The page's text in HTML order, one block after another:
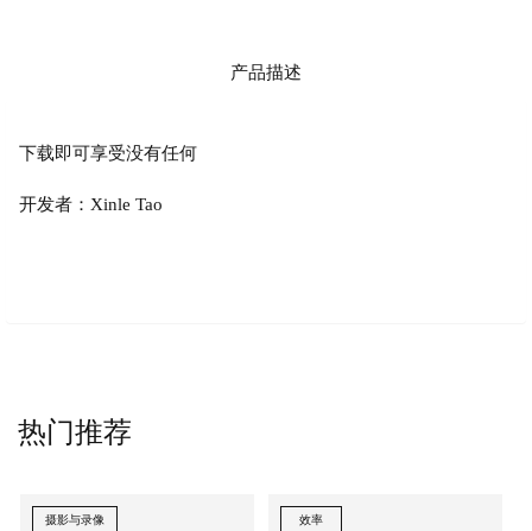
产品描述
下载即可享受没有任何
开发者：Xinle Tao
热门推荐
摄影与录像 效率